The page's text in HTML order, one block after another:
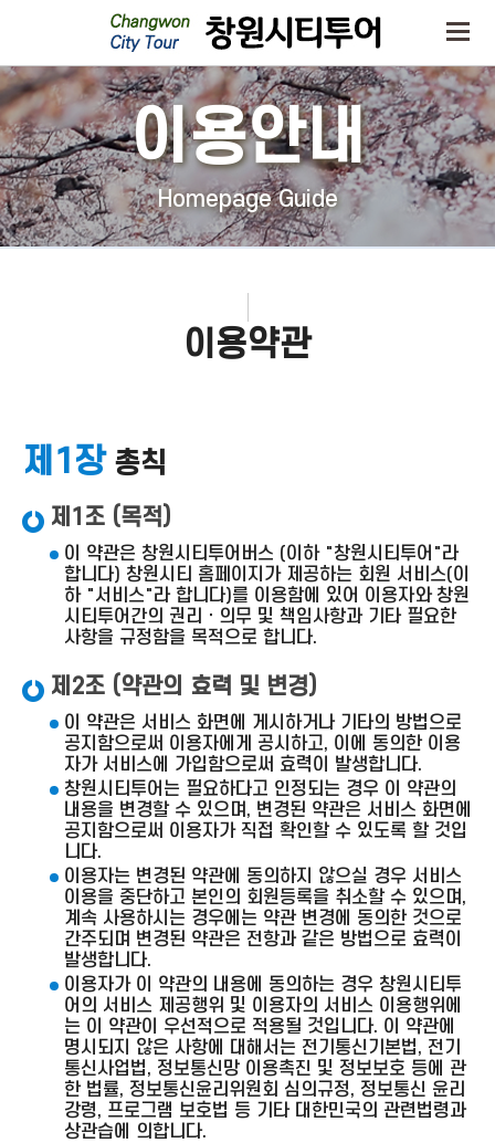
이용안내
Homepage Guide
이용약관
제1장총칙
제1조 (목적)
이 약관은 창원시티투어버스 (이하 "창원시티투어"라
합니다) 창원시티 홈페이지가 제공하는 회원 서비스(이
하 "서비스"라 합니다)를 이용함에 있어 이용자와 창원
시티투어간의 권리ㆍ의무 및 책임사항과 기타 필요한
사항을 규정함을 목적으로 합니다.
제2조 (약관의 효력 및 변경)
이 약관은 서비스 화면에 게시하거나 기타의 방법으로
공지함으로써 이용자에게 공시하고, 이에 동의한 이용
자가 서비스에 가입함으로써 효력이 발생합니다.
창원시티투어는 필요하다고 인정되는 경우 이 약관의
내용을 변경할 수 있으며, 변경된 약관은 서비스 화면에
공지함으로써 이용자가 직접 확인할 수 있도록 할 것입
니다.
이용자는 변경된 약관에 동의하지 않으실 경우 서비스
이용을 중단하고 본인의 회원등록을 취소할 수 있으며,
계속 사용하시는 경우에는 약관 변경에 동의한 것으로
간주되며 변경된 약관은 전항과 같은 방법으로 효력이
발생합니다.
이용자가 이 약관의 내용에 동의하는 경우 창원시티투
어의 서비스 제공행위 및 이용자의 서비스 이용행위에
는 이 약관이 우선적으로 적용될 것입니다. 이 약관에
명시되지 않은 사항에 대해서는 전기통신기본법, 전기
통신사업법, 정보통신망 이용촉진 및 정보보호 등에 관
한 법률, 정보통신윤리위원회 심의규정, 정보통신 윤리
강령, 프로그램 보호법 등 기타 대한민국의 관련법령과
상관습에 의합니다.